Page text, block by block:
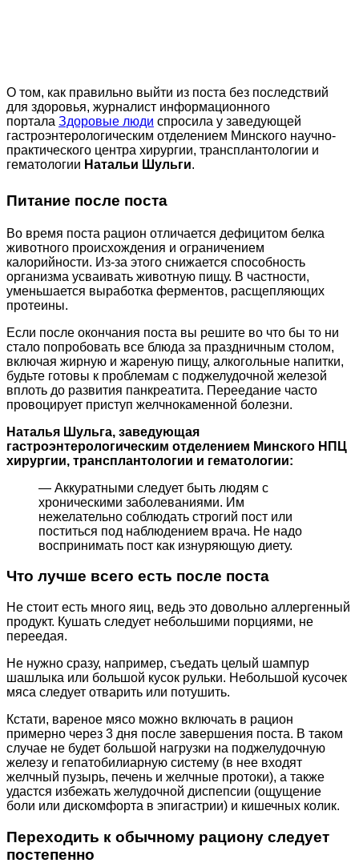
О том, как правильно выйти из поста без последствий
для здоровья, журналист информационного
портала Здоровые люди спросила у заведующей
гастроэнтерологическим отделением Минского научно-
практического центра хирургии, трансплантологии и
гематологии Натальи Шульги.
Питание после поста
Во время поста рацион отличается дефицитом белка
животного происхождения и ограничением
калорийности. Из-за этого снижается способность
организма усваивать животную пищу. В частности,
уменьшается выработка ферментов, расщепляющих
протеины.
Если после окончания поста вы решите во что бы то ни
стало попробовать все блюда за праздничным столом,
включая жирную и жареную пищу, алкогольные напитки,
будьте готовы к проблемам с поджелудочной железой
вплоть до развития панкреатита. Переедание часто
провоцирует приступ желчнокаменной болезни.
Наталья Шульга, заведующая
гастроэнтерологическим отделением Минского НПЦ
хирургии, трансплантологии и гематологии:
— Аккуратными следует быть людям с
хроническими заболеваниями. Им
нежелательно соблюдать строгий пост или
поститься под наблюдением врача. Не надо
воспринимать пост как изнуряющую диету.
Что лучше всего есть после поста
Не стоит есть много яиц, ведь это довольно аллергенный
продукт. Кушать следует небольшими порциями, не
переедая.
Не нужно сразу, например, съедать целый шампур
шашлыка или большой кусок рульки. Небольшой кусочек
мяса следует отварить или потушить.
Кстати, вареное мясо можно включать в рацион
примерно через 3 дня после завершения поста. В таком
случае не будет большой нагрузки на поджелудочную
железу и гепатобилиарную систему (в нее входят
желчный пузырь, печень и желчные протоки), а также
удастся избежать желудочной диспепсии (ощущение
боли или дискомфорта в эпигастрии) и кишечных колик.
Переходить к обычному рациону следует
постепенно